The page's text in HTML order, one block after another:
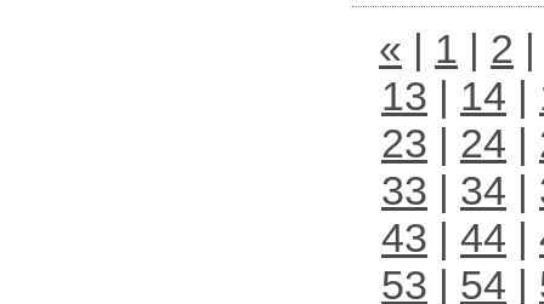
« | 1 | 2
13 | 14 |
23 | 24 |
33 | 34 |
43 | 44 |
53 | 54 |